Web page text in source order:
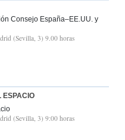
Consejo España–EE.UU. y
(Sevilla, 3) 9.00 horas
ESPACIO
(Sevilla, 3) 9:00 horas